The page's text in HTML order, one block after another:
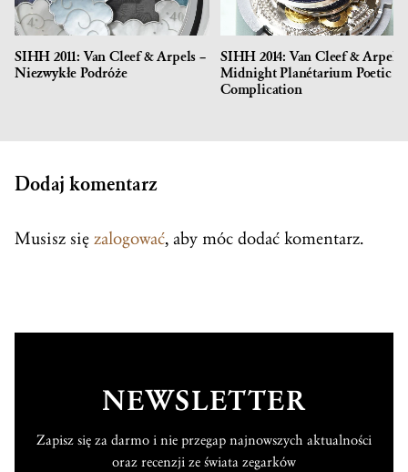
SIHH 2011: Van Cleef & Arpels –
Niezwykłe Podróże
SIHH 2014: Van Cleef & Arpels
Midnight Planétarium Poetic
Complication
Dodaj komentarz
Musisz się zalogować, aby móc dodać komentarz.
NEWSLETTER
Zapisz się za darmo i nie przegap najnowszych aktualności
oraz recenzji ze świata zegarków